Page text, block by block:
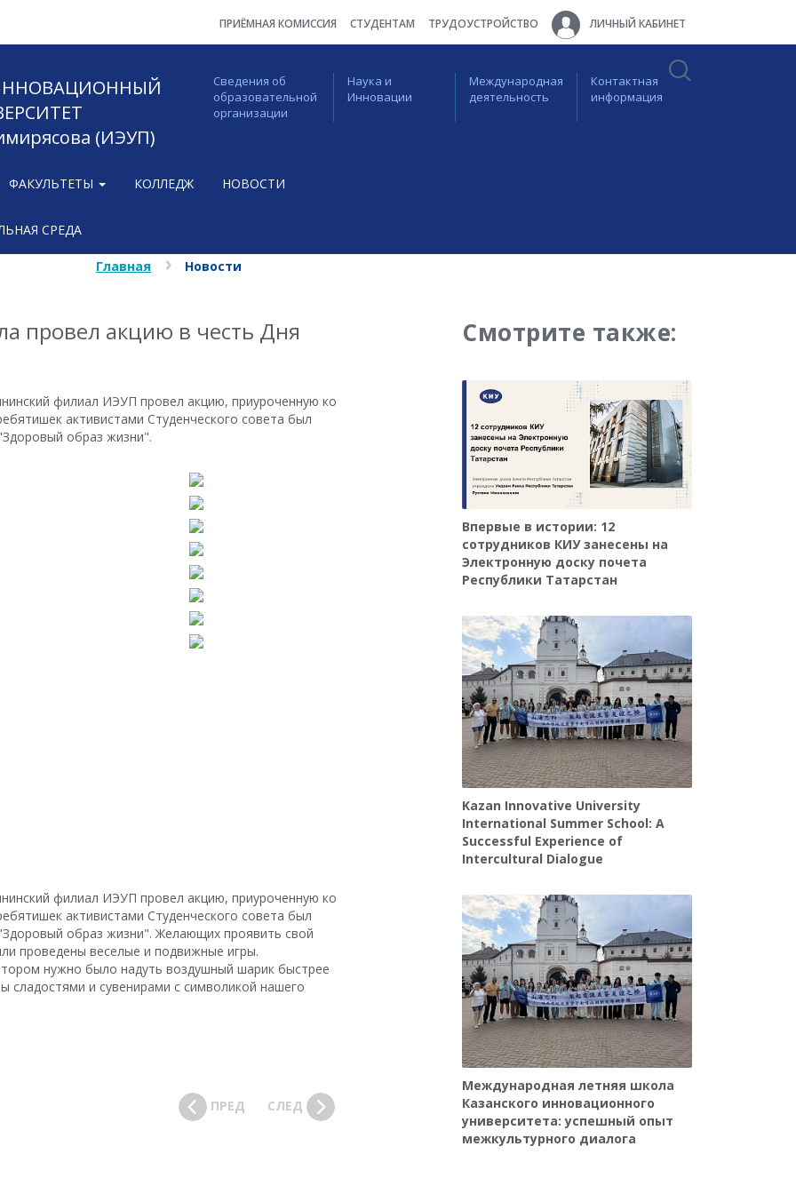
ПРИЁМНАЯ КОМИССИЯ СТУДЕНТАМ ТРУДОУСТРОЙСТВО ЛИЧНЫЙ КАБИНЕТ
(ИЭУП)
Сведения об
образовательной
организации
Наука и
Инновации
Международная
деятельность
Контактная
информация
ФАКУЛЬТЕТЫ КОЛЛЕДЖ НОВОСТИ
СРЕДА
Главная Новости
провел акцию в честь Дня
филиал ИЭУП провел акцию, приуроченную ко
активистами Студенческого совета был
образ жизни".
филиал ИЭУП провел акцию, приуроченную ко
активистами Студенческого совета был
образ жизни". Желающих проявить свой
проведены веселые и подвижные игры.
нужно было надуть воздушный шарик быстрее
сладостями и сувенирами с символикой нашего
ПРЕД СЛЕД
Смотрите также:
Впервые в истории: 12
сотрудников КИУ занесены на
Электронную доску почета
Республики Татарстан
Kazan Innovative University
International Summer School: A
Successful Experience of
Intercultural Dialogue
Международная летняя школа
Казанского инновационного
университета: успешный опыт
межкультурного диалога